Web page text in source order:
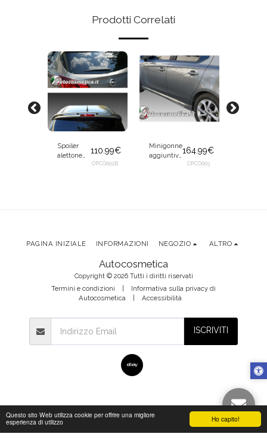
Ho capito!
Questo sito Web utilizza cookie per offrire una migliore
esperienza di utilizzo
Prodotti Correlati
Spoiler
alettone
110.99€
OPCO002B
Minigonne
aggiuntive164.99€
OPCO003
Autocosmetica
Copyright © 2026 Tutti i diritti riservati
Termini e condizioni | Informativa sulla privacy di
Autocosmetica | Accessibilità
PAGINA INIZIALE INFORMAZIONI NEGOZIO ALTRO
ISCRIVITI